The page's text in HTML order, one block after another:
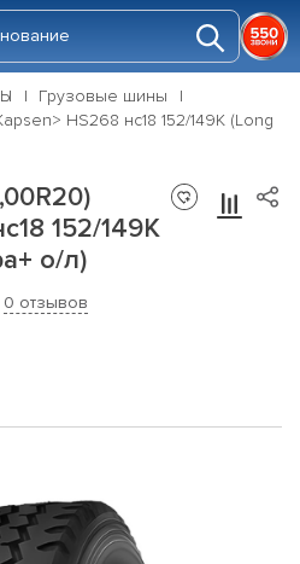
Грузовые шины
HS268 нс18 152/149K (Long
152/149K
о/л)
0 отзывов